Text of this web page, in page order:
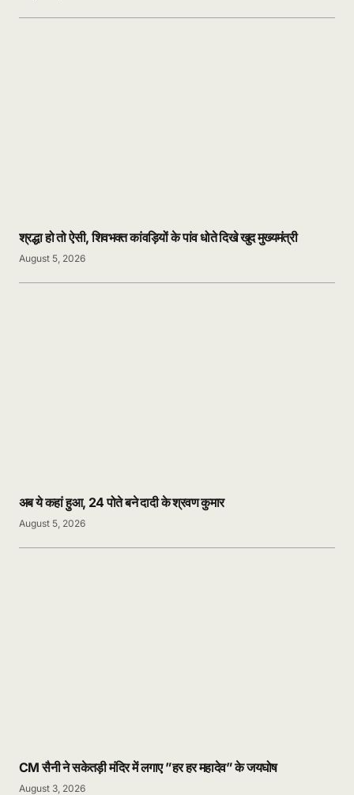
श्रद्धा हो तो ऐसी, शिवभक्त कांवड़ियों के पांव धोते दिखे खुद मुख्यमंत्री
August 5, 2026
अब ये कहां हुआ, 24 पोते बने दादी के श्रवण कुमार
August 5, 2026
CM सैनी ने सकेतड़ी मंदिर में लगाए ”हर हर महादेव” के जयघोष
August 3, 2026